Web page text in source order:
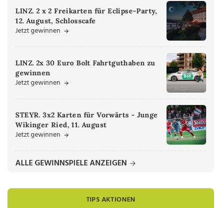
LINZ. 2 x 2 Freikarten für Eclipse-Party,
12. August, Schlosscafe
Jetzt gewinnen
LINZ. 2x 30 Euro Bolt Fahrtguthaben zu
gewinnen
Jetzt gewinnen
STEYR. 3x2 Karten für Vorwärts - Junge
Wikinger Ried, 11. August
Jetzt gewinnen
ALLE GEWINNSPIELE ANZEIGEN
TIPS AKTIONEN